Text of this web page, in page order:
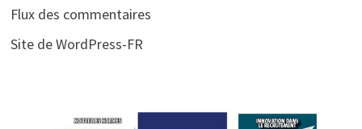
Flux des commentaires
Site de WordPress-FR